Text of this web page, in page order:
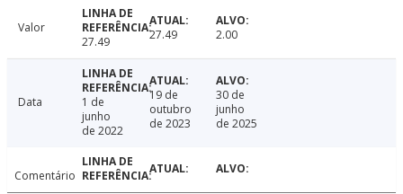
Valor
27.49
27.49 2.00
Data
1 de
junho
de 2022
19 de
outubro
de 2023
30 de
junho
de 2025
Comentário